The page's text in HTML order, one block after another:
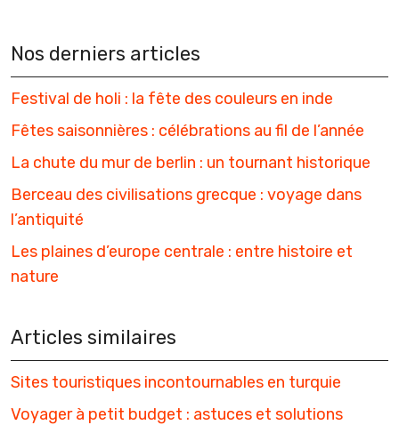
Nos derniers articles
Festival de holi : la fête des couleurs en inde
Fêtes saisonnières : célébrations au fil de l’année
La chute du mur de berlin : un tournant historique
Berceau des civilisations grecque : voyage dans
l’antiquité
Les plaines d’europe centrale : entre histoire et
nature
Articles similaires
Sites touristiques incontournables en turquie
Voyager à petit budget : astuces et solutions